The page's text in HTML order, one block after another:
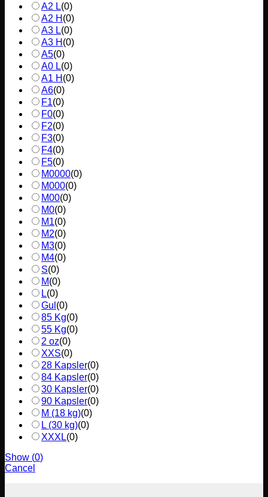
A2 L(0)
A2 H (0)
A3 L(0)
A3 H (0)
A5(0)
A0 L(0)
A1 H (0)
A6(0)
F1(0)
F0(0)
F2(0)
F3(0)
F4(0)
F5(0)
M0000(0)
M000(0)
M00(0)
M0(0)
M1(0)
M2(0)
M3(0)
M4(0)
S(0)
M(0)
L(0)
Gul (0)
85 Kg(0)
55 Kg(0)
2 oz(0)
XXS(0)
28 Kapsler(0)
84 Kapsler(0)
30 Kapsler(0)
90 Kapsler(0)
M (18 kg)(0)
L (30 kg)(0)
XXXL(0)
Show (0)
Cancel